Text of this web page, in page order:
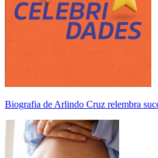
Biografia de Arlindo Cruz relembra